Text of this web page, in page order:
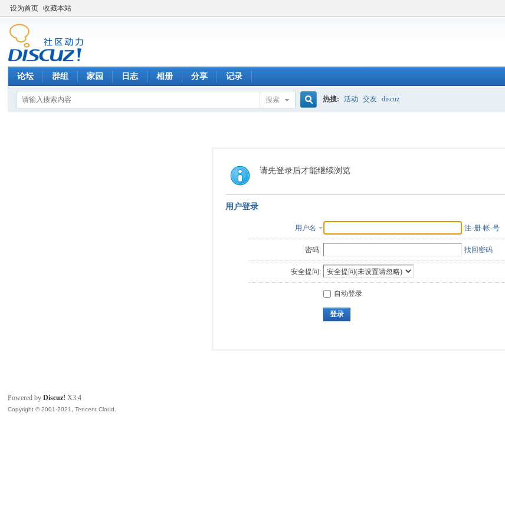
设为首页 收藏本站
论坛 群组 家园 日志 相册 分享 记录
搜索
索
热搜: 活动 交友 discuz
请先登录后才能继续浏览
用户登录
用户名 注-册-帐-号
密码: 找回密码
安全提问:
自动登录
登录
Powered byDiscuz! X3.4
Copyright © 2001-2021, Tencent Cloud.